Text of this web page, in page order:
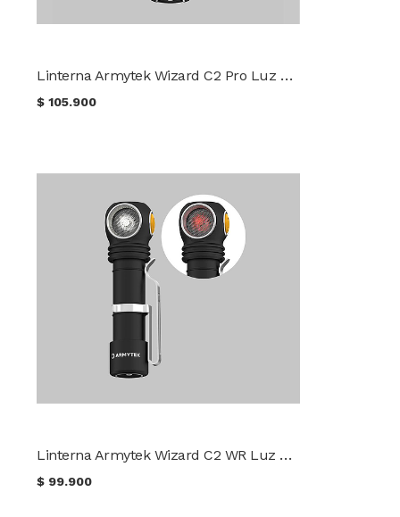
Linterna Armytek Wizard C2 Pro Luz Fría
$105.900
Linterna Armytek Wizard C2 WR Luz Fría Y Roja
$ 99.900